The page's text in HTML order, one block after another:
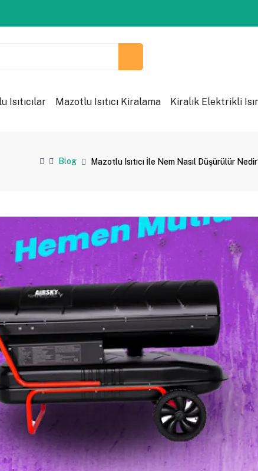
Isıtıcılar Mazotlu Isıtıcı Kiralama Kiralık Elektrikli
Blog Mazotlu Isıtıcı İle Nem Nasıl Düşürülür